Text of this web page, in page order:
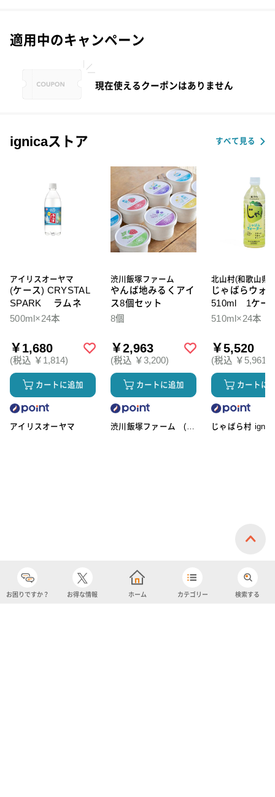
適用中のキャンペーン
現在使えるクーポンはありません
ignicaストア すべて見る
アイリスオーヤマ
(ケース) CRYSTAL
SPARK ラムネ
500ml×24本
￥1,680
(税込 ￥1,814)
カートに追加
アイリスオーヤマ
渋川飯塚ファーム
やんば地みるくアイ
ス8個セット
8個
￥2,963
(税込 ￥3,200)
カートに追加
渋川飯塚ファーム (ア
北山村(和歌山県)
じゃばらウォ
510ml 1ケー
本入
510ml×24本
￥5,520
(税込 ￥5,961)
カートに
じゃばら村
お困りですか？ お得な情報 ホーム カテゴリー 検索する